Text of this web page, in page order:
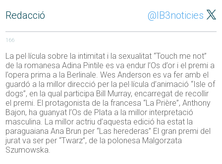
Redacció @IB3noticies
166
La pel·lícula sobre la intimitat i la sexualitat “Touch me not”
de la romanesa Adina Pintile es va endur l’Os d’or i el premi a
l’opera prima a la Berlinale. Wes Anderson es va fer amb el
guardó a la millor direcció per la pel·lícula d’animació “Isle of
dogs”, en la qual participa Bill Murray, encarregat de recollir
el premi. El protagonista de la francesa “La Prière”, Anthony
Bajon, ha guanyat l’Os de Plata a la millor interpretació
masculina. La millor actriu d’aquesta edició ha estat la
paraguaiana Ana Brun per “Las herederas” El gran premi del
jurat va ser per “Twarz”, de la polonesa Malgorzata
Szumowska.